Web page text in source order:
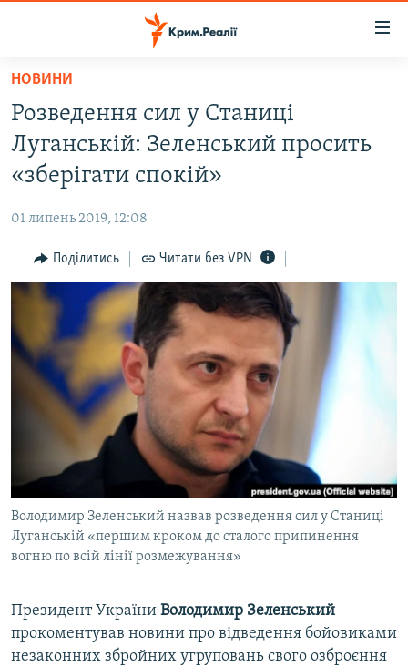
Перейти
основного
матеріалу
Перейти
до
основної
Перейти
до
пошуку
ВОДА.КРИМ
ВІДЕО ТА ФОТО
БЛОГИ
ПОГЛЯД
ІНТЕРВ'Ю
ВСЕ ЗА ДЕНЬ
СПЕЦПРОЕКТИ
ДЕПОРТАЦІЯ
ВІДЕОУРОКИ «ELIFBE»
СВІДЧЕННЯ ОКУПАЦІЇ
УКРАЇНСЬКА ПРОБЛЕМА КРИМУ
ІНФОГРАФІКА
ЯК ОБІЙТИ БЛОКУВАННЯ
Qırımtatar
ДОЛУЧАЙСЯ!
Усі сайти RFE/RL
НОВИНИ
Розведення сил у Станиці
Луганській: Зеленський просить
«зберігати спокій»
01 липень 2019, 12:08
Поділитись Читати без VPN
Володимир Зеленський назвав розведення сил у Станиці
Луганській «першим кроком до сталого припинення
вогню по всій лінії розмежування»
Президент України Володимир Зеленський
прокоментував новини про відведення бойовиками
незаконних збройних угруповань свого озброєння